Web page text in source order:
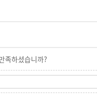
족하셨습니까?